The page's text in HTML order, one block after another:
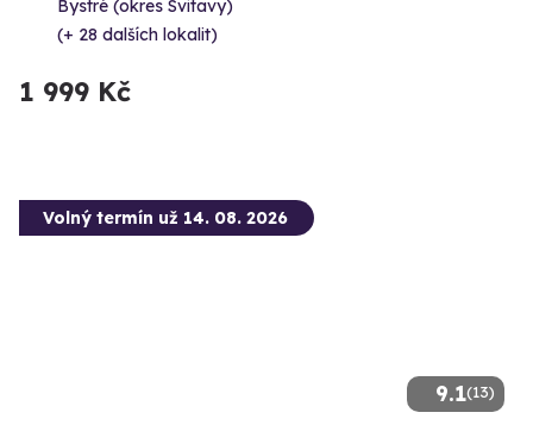
Bystré (okres Svitavy)
(+ 28 dalších lokalit)
1 999 Kč
9.1(13)
Volný termín už 14. 08. 2026